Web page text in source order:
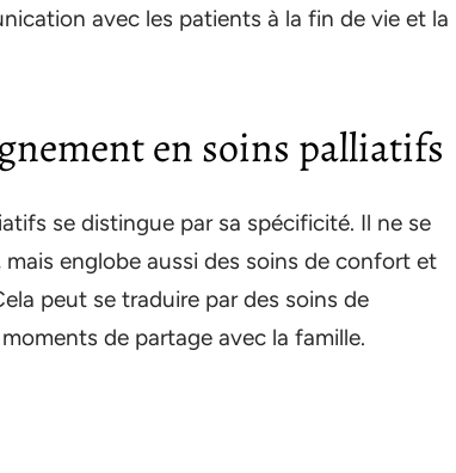
avec les patients à la fin de vie et la
en soins palliatifs
se distingue par sa spécificité. Il ne se
englobe aussi des soins de confort et
peut se traduire par des soins de
de partage avec la famille.